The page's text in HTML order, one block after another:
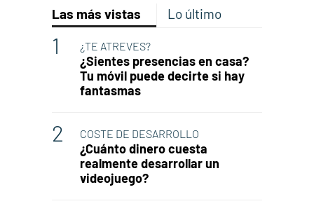
Las más vistas Lo último
¿TE ATREVES?
¿Sientes presencias en casa?
Tu móvil puede decirte si hay
fantasmas
COSTE DE DESARROLLO
¿Cuánto dinero cuesta
realmente desarrollar un
videojuego?